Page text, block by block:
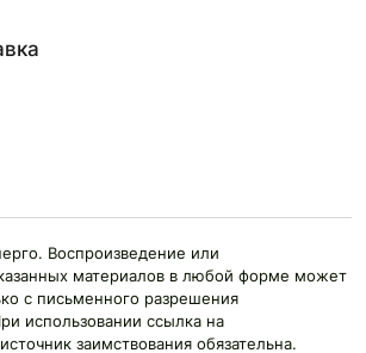
Воспроизведение или
материалов в любой форме может
с письменного разрешения
использовании ссылка на
заимствования обязательна.